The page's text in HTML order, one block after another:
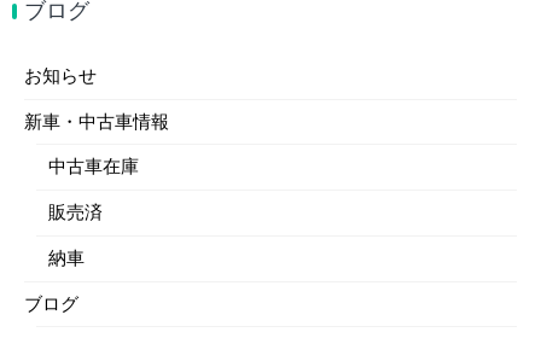
ブログ
お知らせ
新車・中古車情報
中古車在庫
販売済
納車
ブログ